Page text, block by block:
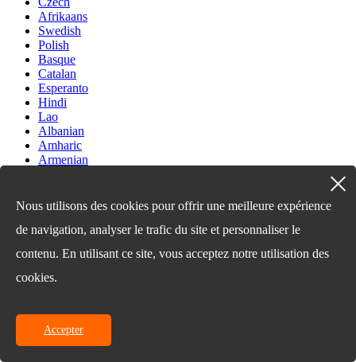
Afrikaans
Swedish
Polish
Basque
Catalan
Esperanto
Hindi
Lao
Albanian
Amharic
Armenian
Bengali
Bulgarian
Chichewa
Corsican
Estonian
Filipino
Finnish
Nous utilisons des cookies pour offrir une meilleure expérience
de navigation, analyser le trafic du site et personnaliser le
contenu. En utilisant ce site, vous acceptez notre utilisation des
cookies.
Accepter